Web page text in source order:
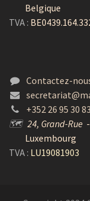
Belgique
TVA :
Contactez-
+352 26 95 30 83
🗺 24, Grand-Rue
Luxembourg
TVA : LU19081903